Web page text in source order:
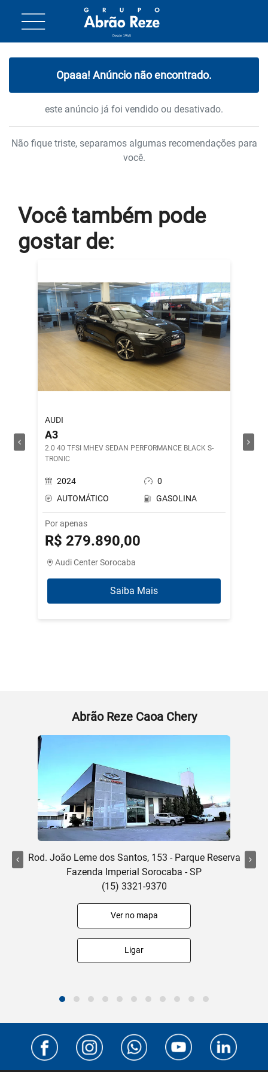
Opaaa! Anúncio não encontrado.
este anúncio já foi vendido ou desativado.
Não fique triste, separamos algumas recomendações para
você.
Você também pode
gostarde:
AUDI
A3
2.0 40 TFSI MHEV SEDAN PERFORMANCE BLACK S-
TRONIC
2024
0
AUTOMÁTICO
GASOLINA
Por apenas
R$ 279.890,00
Audi Center Sorocaba
Saiba Mais
DRILL
Abrão Reze Caoa Chery
Rod. João Leme dos Santos, 153 - Parque Reserva
Fazenda Imperial Sorocaba - SP
(15) 3321-9370
Ver no mapa
Ligar